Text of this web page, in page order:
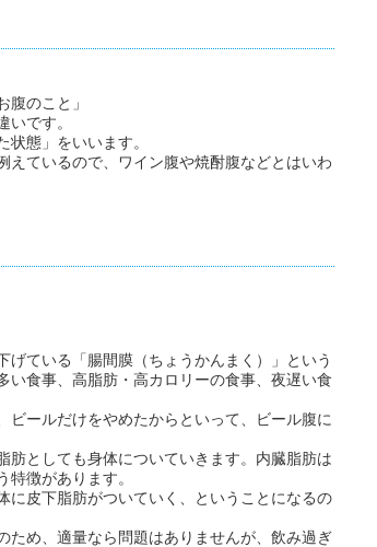
腹のこと」
です。
態」をいいます。
えているので、ワイン腹や焼酎腹などとはいわ
ている「腸間膜（ちょうかんまく）」という
い食事、高脂肪・高カロリーの食事、夜遅い食
ビールだけをやめたからといって、ビール腹に
肪としても身体についていきます。内臓脂肪は
徴があります。
に皮下脂肪がついていく、ということになるの
ため、適量なら問題はありませんが、飲み過ぎ